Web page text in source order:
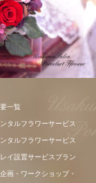
一覧
タルフラワーサービス
タルフラワーサービス
イ設置サービスプラン
画・ワークショップ・